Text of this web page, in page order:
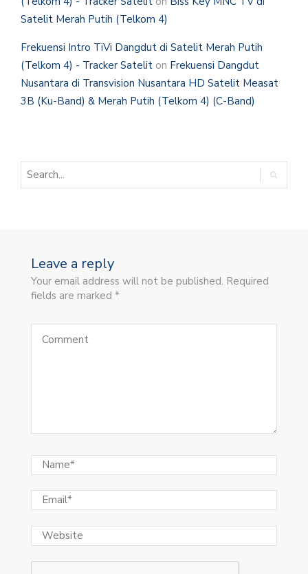
Satelit Merah Putih (Telkom 4)
Frekuensi Intro TiVi Dangdut di Satelit Merah Putih
(Telkom 4) - Tracker Satelit on Frekuensi Dangdut
Nusantara di Transvision Nusantara HD Satelit Measat
3B (Ku-Band) & Merah Putih (Telkom 4) (C-Band)
Leave a reply
Your email address will not be published. Required
fields are marked *